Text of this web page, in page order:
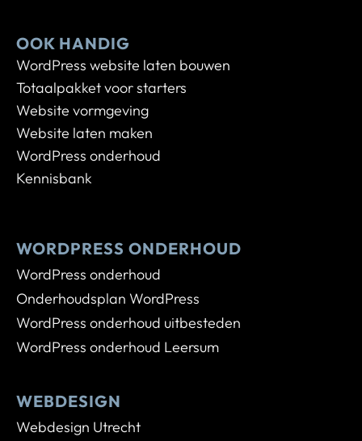
OOK HANDIG
WordPress website laten bouwen
Totaalpakket voor starters
Website vormgeving
Website laten maken
WordPress onderhoud
Kennisbank
WORDPRESS ONDERHOUD
WordPress onderhoud
Onderhoudsplan WordPress
WordPress onderhoud uitbesteden
WordPress onderhoud Leersum
WEBDESIGN
Webdesign Utrecht